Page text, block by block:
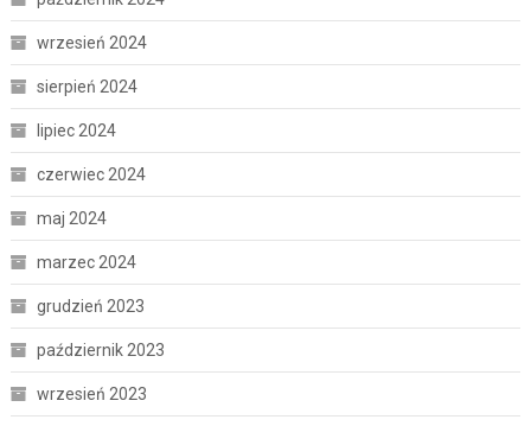
wrzesień 2024
sierpień 2024
lipiec 2024
czerwiec 2024
maj 2024
marzec 2024
grudzień 2023
październik 2023
wrzesień 2023